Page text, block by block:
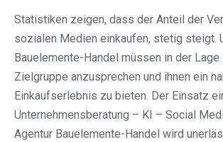
Statistiken zeigen, dass der Anteil der
sozialen Medien einkaufen, stetig steigt.
Bauelemente-Handel müssen in der
Zielgruppe anzusprechen und ihnen ein
Einkaufserlebnis zu bieten. Der Einsatz
Unternehmensberatung – KI – Social
Agentur Bauelemente-Handel wird